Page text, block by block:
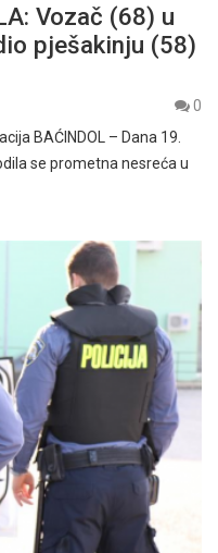
Vozač (68) u
pješakinju (58)
0
BAĆINDOL – Dana 19.
se prometna nesreća u